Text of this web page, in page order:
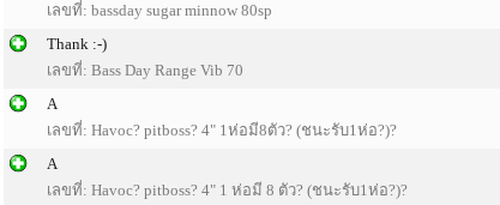
เลขที่: bassday sugar minnow 80sp
Thank :-)
เลขที่: Bass Day Range Vib 70
A
เลขที่: Havoc? pitboss? 4" 1ห่อมี8ตัว? (ชนะรับ1ห่อ?)?
A
เลขที่: Havoc? pitboss? 4" 1 ห่อมี 8 ตัว? (ชนะรับ1ห่อ?)?